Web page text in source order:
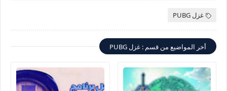
غزل PUBG
أخر المواضيع من قسم : غزل PUBG